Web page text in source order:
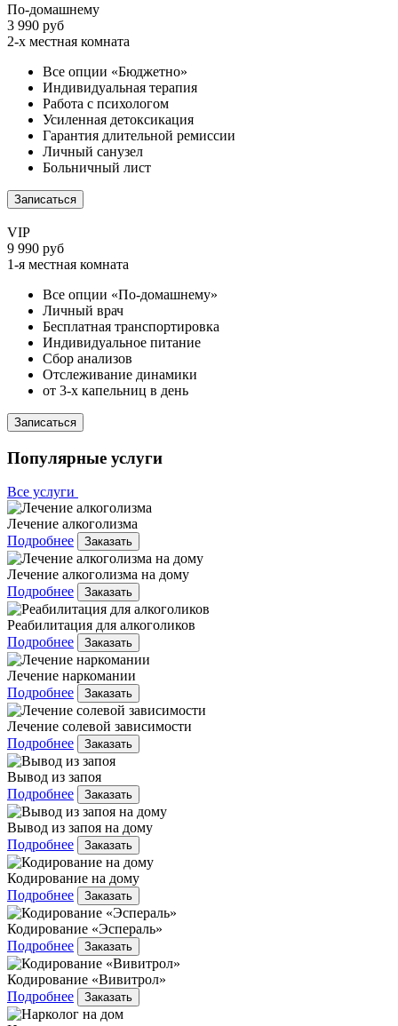
По-домашнему
3 990 руб
2-х местная комната
Все опции «Бюджетно»
Индивидуальная терапия
Работа с психологом
Усиленная детоксикация
Гарантия длительной ремиссии
Личный санузел
Больничный лист
Записаться
VIP
9 990 руб
1-я местная комната
Все опции «По-домашнему»
Личный врач
Бесплатная транспортировка
Индивидуальное питание
Сбор анализов
Отслеживание динамики
от 3-х капельниц в день
Записаться
Популярные услуги
Все услуги
Лечение алкоголизма
Подробнее
Заказать
Лечение алкоголизма на дому
Подробнее
Заказать
Реабилитация для алкоголиков
Подробнее
Заказать
Лечение наркомании
Подробнее
Заказать
Лечение солевой зависимости
Подробнее
Заказать
Вывод из запоя
Подробнее
Заказать
Вывод из запоя на дому
Подробнее
Заказать
Кодирование на дому
Подробнее
Заказать
Кодирование «Эспераль»
Подробнее
Заказать
Кодирование «Вивитрол»
Подробнее
Заказать